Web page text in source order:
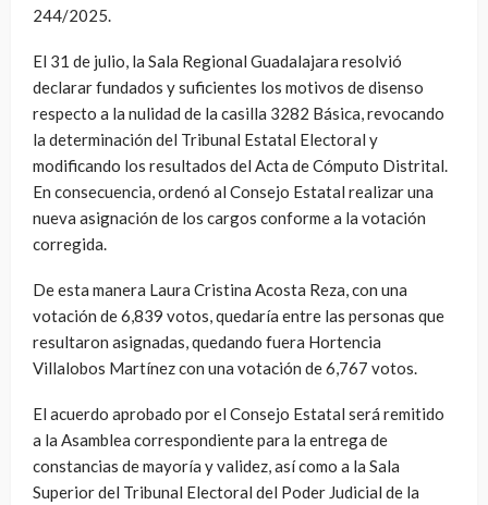
244/2025.
El 31 de julio, la Sala Regional Guadalajara resolvió
declarar fundados y suficientes los motivos de disenso
respecto a la nulidad de la casilla 3282 Básica, revocando
la determinación del Tribunal Estatal Electoral y
modificando los resultados del Acta de Cómputo Distrital.
En consecuencia, ordenó al Consejo Estatal realizar una
nueva asignación de los cargos conforme a la votación
corregida.
De esta manera Laura Cristina Acosta Reza, con una
votación de 6,839 votos, quedaría entre las personas que
resultaron asignadas, quedando fuera Hortencia
Villalobos Martínez con una votación de 6,767 votos.
El acuerdo aprobado por el Consejo Estatal será remitido
a la Asamblea correspondiente para la entrega de
constancias de mayoría y validez, así como a la Sala
Superior del Tribunal Electoral del Poder Judicial de la